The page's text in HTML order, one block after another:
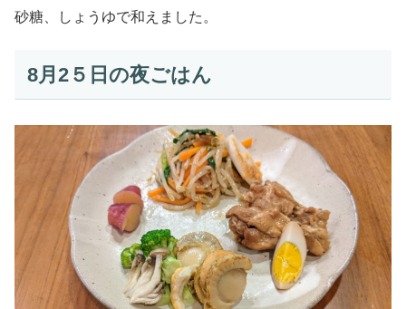
砂糖、しょうゆで和えました。
8月2５日の夜ごはん